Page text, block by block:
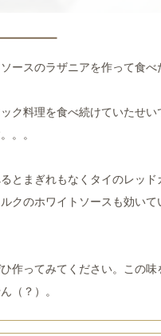
ースのラザニアを作って食
ク料理を食べ続けていたせ
。。
とまぎれもなくタイのレッ
クのホワイトソースも効い
作ってみてください。この
（？）。